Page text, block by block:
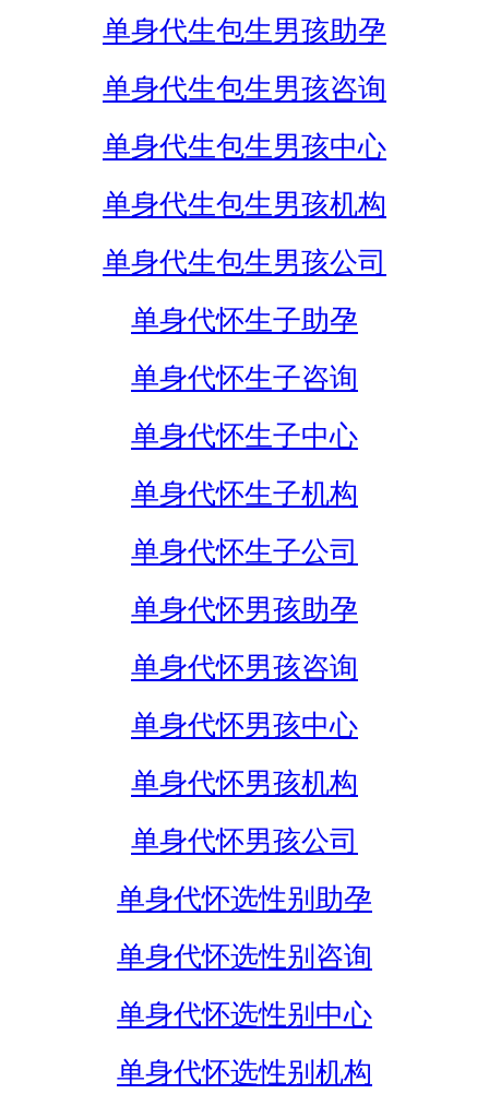
单身代生包生男孩助孕
单身代生包生男孩咨询
单身代生包生男孩中心
单身代生包生男孩机构
单身代生包生男孩公司
单身代怀生子助孕
单身代怀生子咨询
单身代怀生子中心
单身代怀生子机构
单身代怀生子公司
单身代怀男孩助孕
单身代怀男孩咨询
单身代怀男孩中心
单身代怀男孩机构
单身代怀男孩公司
单身代怀选性别助孕
单身代怀选性别咨询
单身代怀选性别中心
单身代怀选性别机构